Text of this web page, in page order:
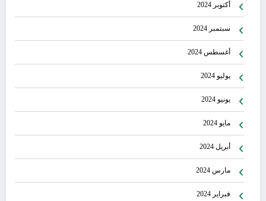
أكتوبر 2024
سبتمبر 2024
أغسطس 2024
يوليو 2024
يونيو 2024
مايو 2024
أبريل 2024
مارس 2024
فبراير 2024